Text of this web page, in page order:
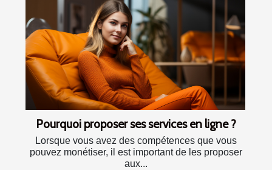
Pourquoi proposer ses services en ligne ?
Lorsque vous avez des compétences que vous
pouvez monétiser, il est important de les proposer
aux...